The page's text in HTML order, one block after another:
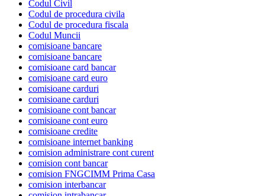
Codul Civil
Codul de procedura civila
Codul de procedura fiscala
Codul Muncii
comisioane bancare
comisioane bancare
comisioane card bancar
comisioane card euro
comisioane carduri
comisioane carduri
comisioane cont bancar
comisioane cont euro
comisioane credite
comisioane internet banking
comision administrare cont curent
comision cont bancar
comision FNGCIMM Prima Casa
comision interbancar